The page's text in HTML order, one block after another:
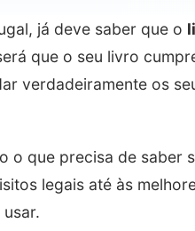
já deve saber que o
que o seu livro
verdadeiramente os
o que precisa de saber
legais até às